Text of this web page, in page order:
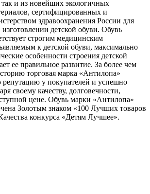
и из новейших экологичных
сертифицированных и
здравоохранения России для
детской обуви. Обувь
строгим медицинским
к детской обуви, максимально
особенности строения детской
ее правильное развитие. За более чем
торговая марка «Антилопа»
репутацию у покупателей и успешно
своему качеству, долговечности,
цене. Обувь марки «Антилопа»
Золотым знаком «100 Лучших товаров
конкурса «Детям Лучшее».